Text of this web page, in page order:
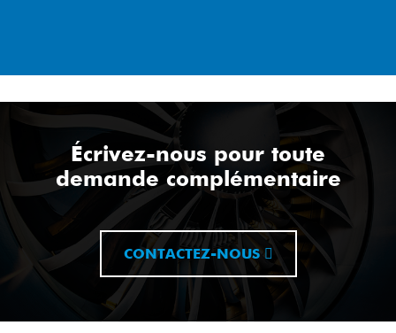
Écrivez-nous pour toute
demande complémentaire
CONTACTEZ-NOUS